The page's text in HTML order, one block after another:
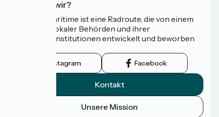
Wer sind wir?
Die Vélomaritime ist eine Radroute, die von einem
Netzwerk lokaler Behörden und ihrer
Tourismusinstitutionen entwickelt und beworben
Instagram Facebook
Kontakt
Unsere Mission